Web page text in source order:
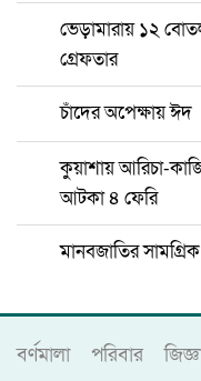
ভেড়ামারায় ১২
গ্রেফতার
চাঁদের অপেক্ষায় ঈদ
কুয়াশায় আরিচা-
আটকা ৪ ফেরি
মানবজাতির
বর্ণমালা পরিবার